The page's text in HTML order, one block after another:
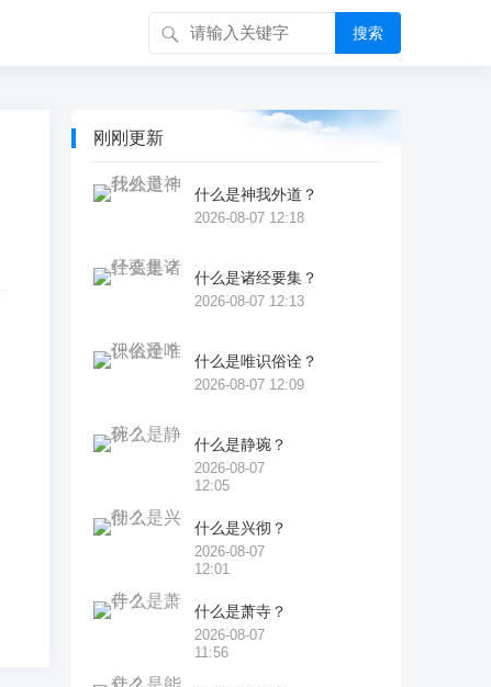
搜索
刚刚更新
什么是神我外道？
2026-08-07 12:18
什么是诸经要集？
2026-08-07 12:13
什么是唯识俗诠？
2026-08-07 12:09
什么是静琬？
2026-08-07
12:05
什么是兴彻？
2026-08-07
12:01
什么是萧寺？
2026-08-07
11:56